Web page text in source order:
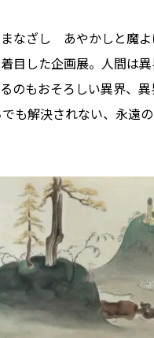
なざし あやかしと魔
目した企画展。人間は異
のもおそろしい異界、
解決されない、永遠